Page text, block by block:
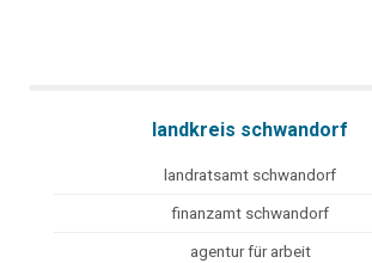
landkreis schwandorf
landratsamt schwandorf
finanzamt schwandorf
agentur für arbeit